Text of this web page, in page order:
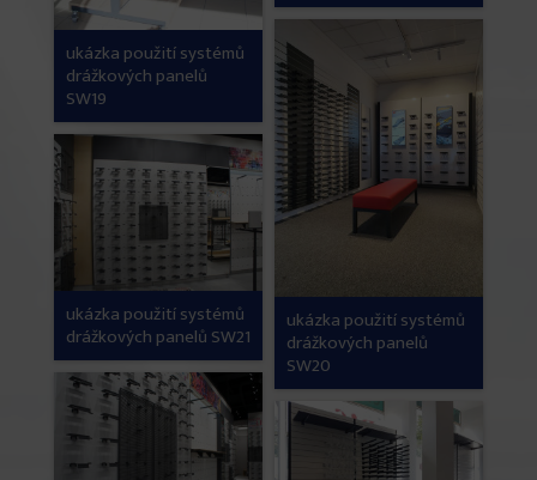
ukázka použití systémů
drážkových panelů
SW19
ukázka použití systémů
drážkových panelů
SW20
ukázka použití systémů
drážkových panelů SW21